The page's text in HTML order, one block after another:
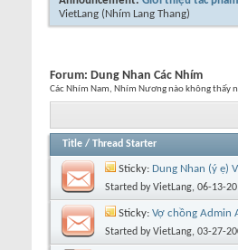
VietLang (Nhím Lang Thang)
Forum: Dung Nhan Các Nhím
Các Nhím Nam, Nhím Nương nào không thấy
Title / Thread Starter
Sticky: Dung Nhan (ý ẹ)
Started byVietLang, 06-13-
Sticky: Vợ chồng Admin
Started byVietLang, 03-27-